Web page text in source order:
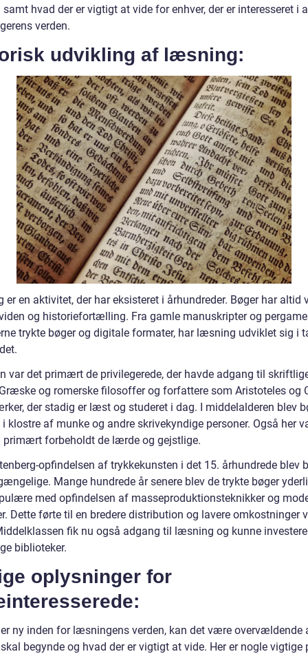
hvad der er vigtigt at vide for enhver, der er interesseret i
verden.
udvikling af læsning:
en aktivitet, der har eksisteret i århundreder. Bøger har altid
og historiefortælling. Fra gamle manuskripter og
trykte bøger og digitale formater, har læsning udviklet sig i
var det primært de privilegerede, der havde adgang til
og romerske filosoffer og forfattere som Aristoteles og
der stadig er læst og studeret i dag. I middelalderen blev
klostre af munke og andre skrivekyndige personer. Også her
forbeholdt de lærde og gejstlige.
opfindelsen af trykkekunsten i det 15. århundrede blev
Mange hundrede år senere blev de trykte bøger
med opfindelsen af masseproduktionsteknikker og
Dette førte til en bredere distribution og lavere omkostninger
fik nu også adgang til læsning og kunne
biblioteker.
oplysninger for
ny inden for læsningens verden, kan det være overvældende
begynde og hvad der er vigtigt at vide. Her er nogle vigtige